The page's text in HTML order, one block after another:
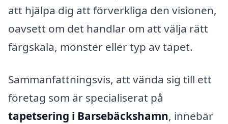
att hjälpa dig att förverkliga den visionen,
oavsett om det handlar om att välja rätt
färgskala, mönster eller typ av tapet.
Sammanfattningsvis, att vända sig till ett
företag som är specialiserat på
tapetsering i Barsebäckshamn, innebär